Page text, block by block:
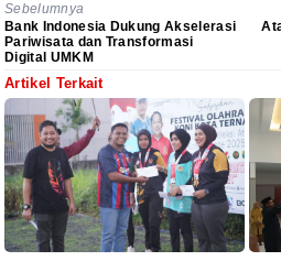
Sebelumnya
Bank Indonesia Dukung Akselerasi
Pariwisata dan Transformasi
Digital UMKM
Artikel Terkait